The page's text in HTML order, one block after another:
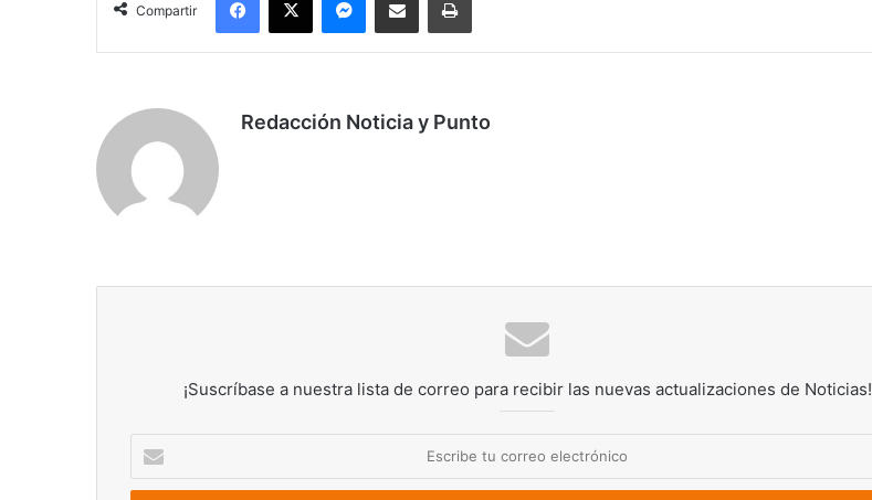
Compartir
Redacción Noticia y Punto
¡Suscríbase a nuestra lista de correo para recibir las nuevas actualizaciones de Noticias!
correo